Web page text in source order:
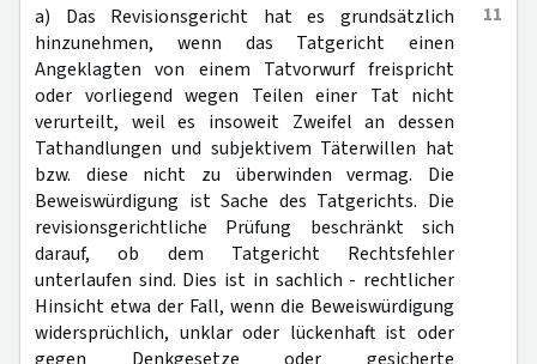
11
a) Das Revisionsgericht hat es grundsätzlich
hinzunehmen, wenn das Tatgericht einen
Angeklagten von einem Tatvorwurf freispricht
oder vorliegend wegen Teilen einer Tat nicht
verurteilt, weil es insoweit Zweifel an dessen
Tathandlungen und subjektivem Täterwillen hat
bzw. diese nicht zu überwinden vermag. Die
Beweiswürdigung ist Sache des Tatgerichts. Die
revisionsgerichtliche Prüfung beschränkt sich
darauf, ob dem Tatgericht Rechtsfehler
unterlaufen sind. Dies ist in sachlich - rechtlicher
Hinsicht etwa der Fall, wenn die Beweiswürdigung
widersprüchlich, unklar oder lückenhaft ist oder